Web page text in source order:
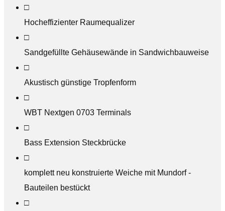
□
Hocheffizienter Raumequalizer
□
Sandgefüllte Gehäusewände in Sandwichbauweise
□
Akustisch günstige Tropfenform
□
WBT Nextgen 0703 Terminals
□
Bass Extension Steckbrücke
□
komplett neu konstruierte Weiche mit Mundorf -
Bauteilen bestückt
□